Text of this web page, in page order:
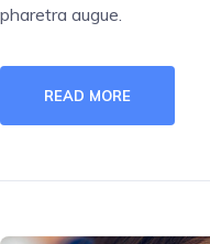
pharetra augue.
READ MORE